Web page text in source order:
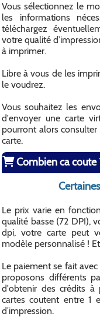
Vous sélectionnez le
les informations
téléchargez
votre qualité
à imprimer.
Libre à vous de les
le voudrez.
Vous souhaitez les
d'envoyer une carte
pourront alors
carte.
Combien ca coute
Le prix varie en
qualité basse (72 DPI),
dpi, votre carte peut
modèle personnalisé !
Le paiement se fait
proposons différents
d'obtenir des crédits à
cartes coutent entre 1
d’impression.